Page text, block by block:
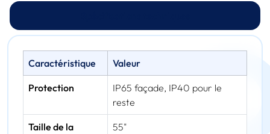
Caractéristique Valeur
Protection
IP65 façade, IP40 pour le
reste
Taille de la
55"